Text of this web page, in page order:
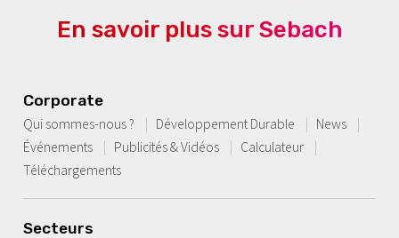
En savoir plus sur Sebach
Corporate
Qui sommes-nous ?
Développement Durable
News
Événements
Publicités & Vidéos
Calculateur
Téléchargements
Secteurs